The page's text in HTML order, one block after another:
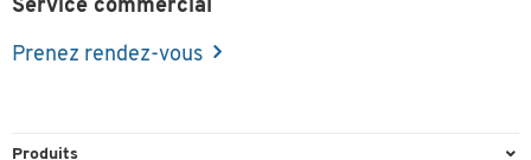
Service commercial
Prenez rendez-vous
Produits